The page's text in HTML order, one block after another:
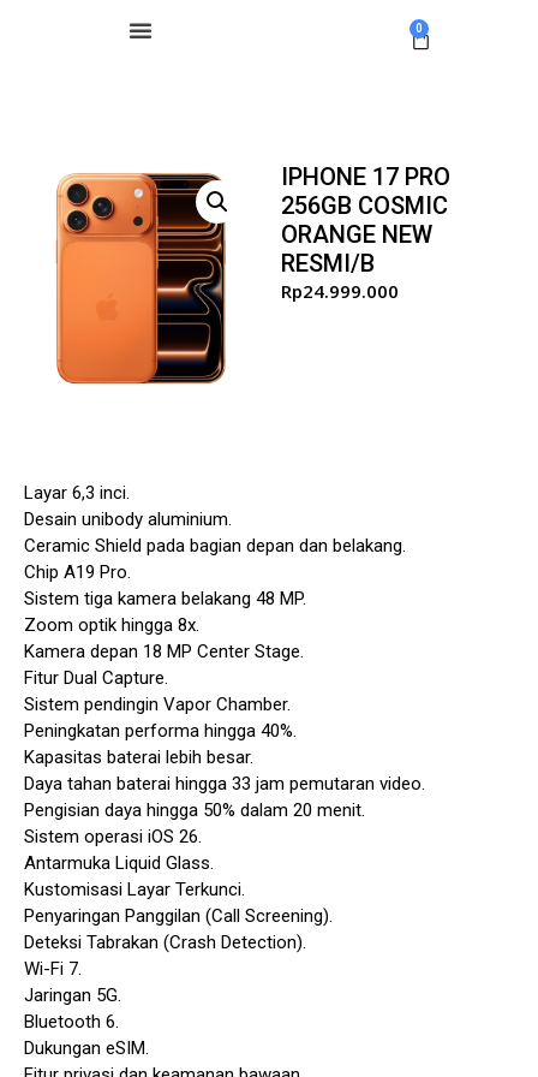
0
IPHONE 17 PRO
256GB COSMIC
ORANGE NEW
RESMI/B
Rp24.999.000
Layar 6,3 inci.
Desain unibody aluminium.
Ceramic Shield pada bagian depan dan belakang.
Chip A19 Pro.
Sistem tiga kamera belakang 48 MP.
Zoom optik hingga 8x.
Kamera depan 18 MP Center Stage.
Fitur Dual Capture.
Sistem pendingin Vapor Chamber.
Peningkatan performa hingga 40%.
Kapasitas baterai lebih besar.
Daya tahan baterai hingga 33 jam pemutaran video.
Pengisian daya hingga 50% dalam 20 menit.
Sistem operasi iOS 26.
Antarmuka Liquid Glass.
Kustomisasi Layar Terkunci.
Penyaringan Panggilan (Call Screening).
Deteksi Tabrakan (Crash Detection).
Wi-Fi 7.
Jaringan 5G.
Bluetooth 6.
Dukungan eSIM.